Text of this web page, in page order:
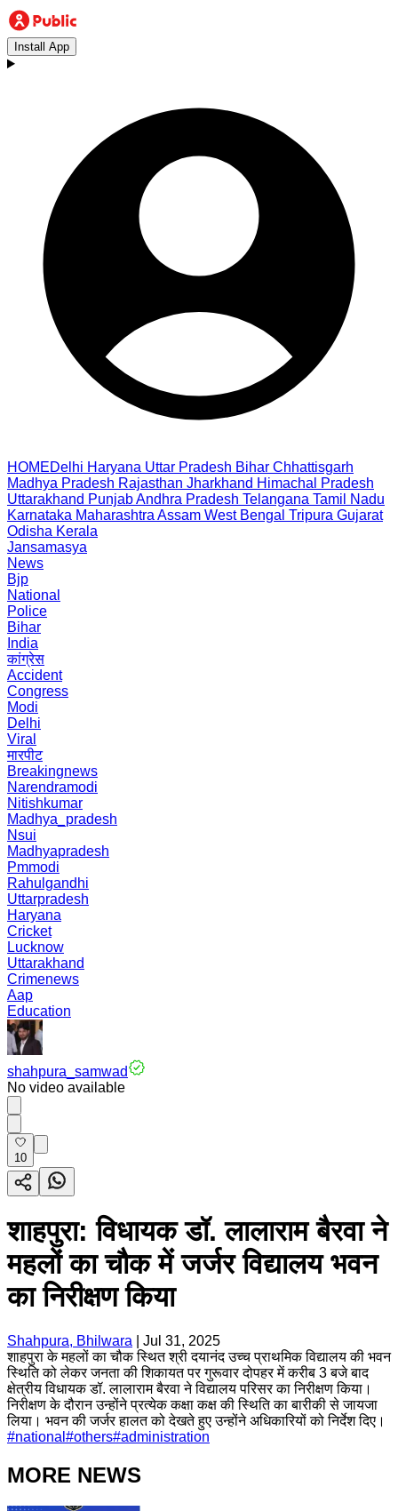
Install App
HOMEDelhi Haryana Uttar Pradesh Bihar Chhattisgarh
Madhya Pradesh Rajasthan Jharkhand Himachal Pradesh
Uttarakhand PunjabAndhra Pradesh Telangana Tamil Nadu
Karnataka Maharashtra Assam West Bengal Tripura Gujarat
Odisha Kerala
Jansamasya
News
Bjp
National
Police
Bihar
India
कांग्रेस
Accident
Congress
Modi
Delhi
Viral
मारपीट
Breakingnews
Narendramodi
Nitishkumar
Madhya_pradesh
Nsui
Madhyapradesh
Pmmodi
Rahulgandhi
Uttarpradesh
Haryana
Cricket
Lucknow
Uttarakhand
Crimenews
Aap
Education
shahpura_samwad
No video available
10
शाहपुरा: विधायक डॉ. लालाराम बैरवा ने
महलों का चौक में जर्जर विद्यालय भवन
का निरीक्षण किया
Shahpura, Bhilwara
Jul 31, 2025
शाहपुरा के महलों का चौक स्थित श्री दयानंद उच्च प्राथमिक विद्यालय की भवन
स्थिति को लेकर जनता की शिकायत पर गुरूवार दोपहर में करीब 3 बजे बाद
क्षेत्रीय विधायक डॉ. लालाराम बैरवा ने विद्यालय परिसर का निरीक्षण किया।
निरीक्षण के दौरान उन्होंने प्रत्येक कक्षा कक्ष की स्थिति का बारीकी से जायजा
लिया। भवन की जर्जर हालत को देखते हुए उन्होंने अधिकारियों को निर्देश दिए।
#national #others#administration
MORE NEWS